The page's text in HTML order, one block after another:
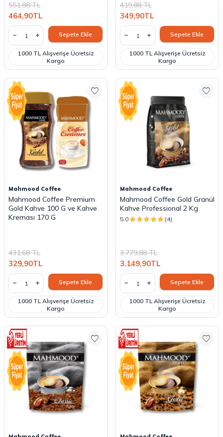
551,88TL
464,90TL
Sepete Ekle
1000 TL Alışverişe Ücretsiz
Kargo
419,88TL
349,90TL
Sepete Ekle
1000 TL Alışverişe Ücretsiz
Kargo
Mahmood Coffee
Mahmood Coffee Premium
Gold Kahve 100 G ve Kahve
Kreması 170 G
431,68TL
329,90TL
Sepete Ekle
1000 TL Alışverişe Ücretsiz
Kargo
Mahmood Coffee
Mahmood Coffee Gold Granül
Kahve Professional 2 Kg
5.0 (4)
3.779,88TL
3.149,90TL
Sepete Ekle
1000 TL Alışverişe Ücretsiz
Kargo